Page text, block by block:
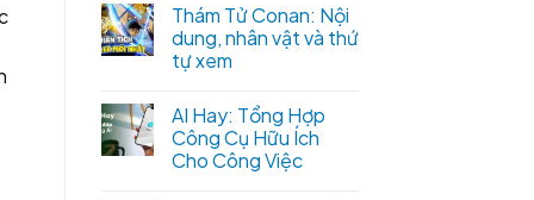
Thám Tử Conan: Nội
dung, nhân vật và thứ
tự xem
AI Hay: Tổng Hợp
Công Cụ Hữu Ích
Cho Công Việc